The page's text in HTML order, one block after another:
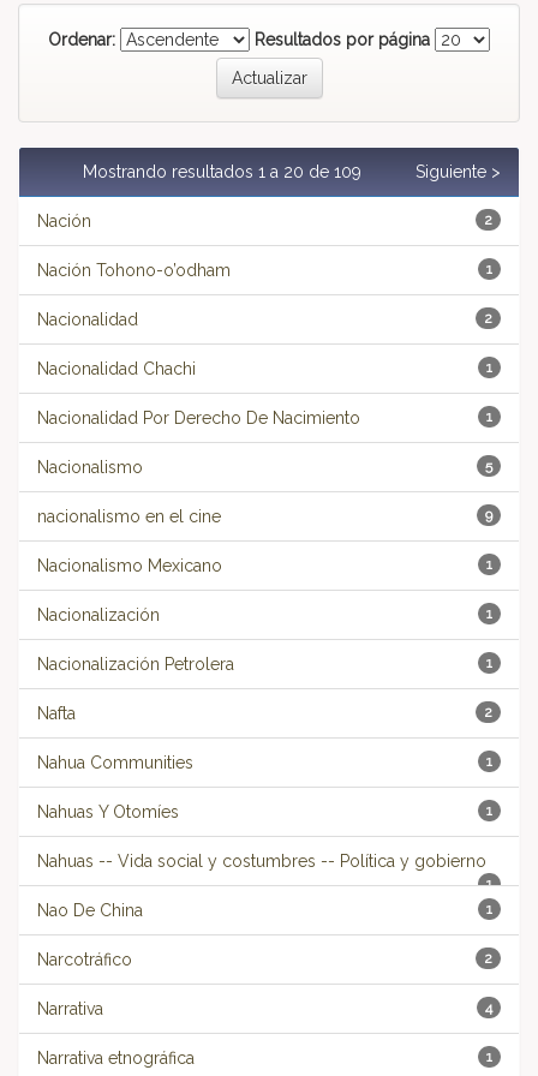
Ordenar: Resultados por página
Mostrando resultados 1 a 20 de 109 Siguiente >
Nación 2
Nación Tohono-o’odham 1
Nacionalidad 2
Nacionalidad Chachi 1
Nacionalidad Por Derecho De Nacimiento 1
Nacionalismo 5
nacionalismo en el cine 9
Nacionalismo Mexicano 1
Nacionalización 1
Nacionalización Petrolera 1
Nafta 2
Nahua Communities 1
Nahuas Y Otomíes 1
Nahuas -- Vida social y costumbres -- Política y gobierno
1
Nao De China 1
Narcotráfico 2
Narrativa 4
Narrativa etnográfica 1